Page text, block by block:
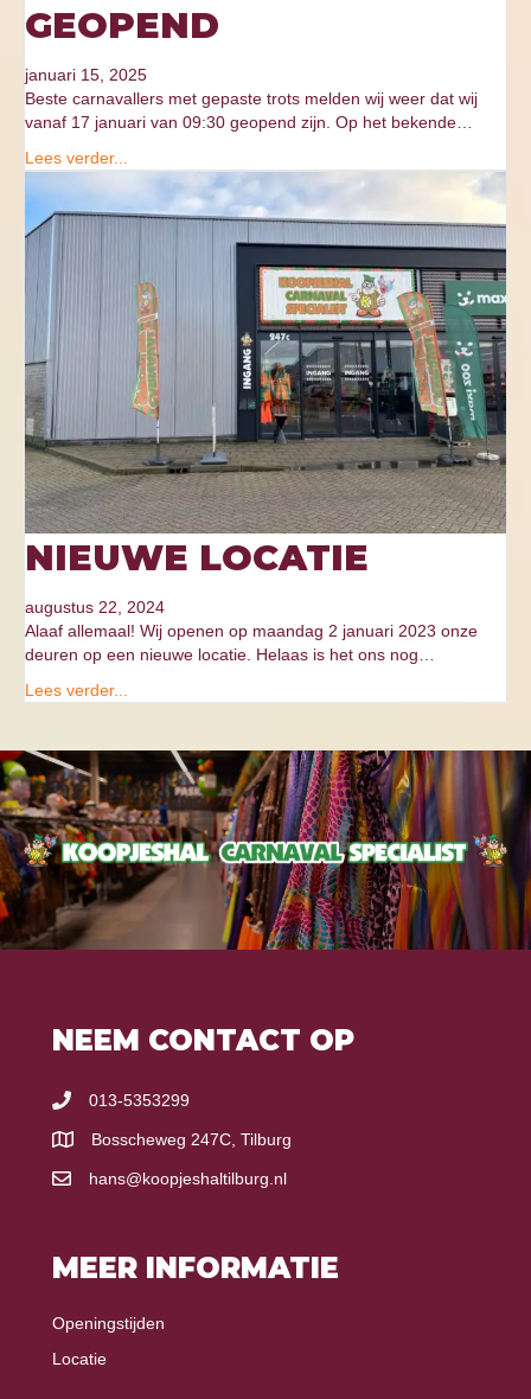
GEOPEND
januari 15, 2025
Beste carnavallers met gepaste trots melden wij weer dat wij
vanaf 17 januari van 09:30 geopend zijn. Op het bekende…
Lees verder...
NIEUWE LOCATIE
augustus 22, 2024
Alaaf allemaal! Wij openen op maandag 2 januari 2023 onze
deuren op een nieuwe locatie. Helaas is het ons nog…
Lees verder...
NEEM CONTACT OP
013-5353299
Bosscheweg 247C, Tilburg
hans@koopjeshaltilburg.nl
MEER INFORMATIE
Openingstijden
Locatie